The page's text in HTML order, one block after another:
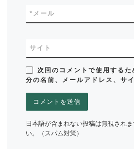
メール
*
サイト
次回のコメントで使用するた
分の名前、メールアドレス、サ
日本語が含まれない投稿は無視され
い。（スパム対策）